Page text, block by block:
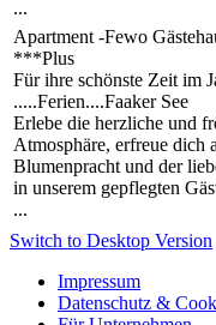
...
Apartment -Fewo
***Plus
Für ihre schönste Zeit im
.....Ferien....Faaker See
Erlebe die herzliche und
Atmosphäre, erfreue dich
Blumenpracht und der
in unserem gepflegten
...
Switch to Desktop Version
Impressum
Datenschutz &